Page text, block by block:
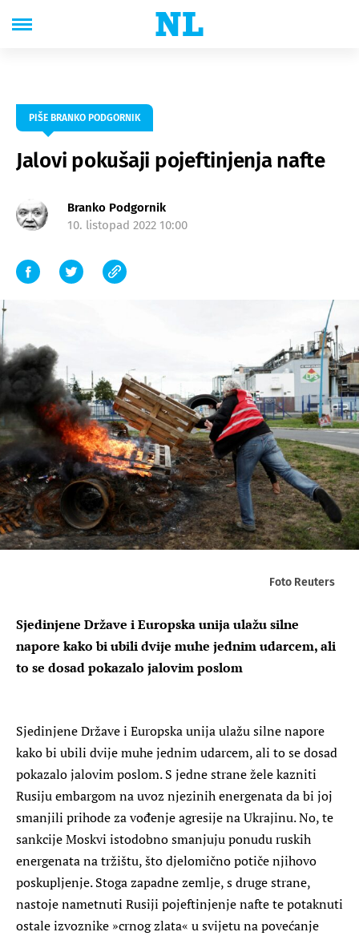
PIŠE BRANKO PODGORNIK
Jalovi pokušaji pojeftinjenja nafte
Branko Podgornik
10. listopad 2022 10:00
Foto Reuters
Sjedinjene Države i Europska unija ulažu silne
napore kako bi ubili dvije muhe jednim udarcem, ali
to se dosad pokazalo jalovim poslom
Sjedinjene Države i Europska unija ulažu silne napore
kako bi ubili dvije muhe jednim udarcem, ali to se dosad
pokazalo jalovim poslom. S jedne strane žele kazniti
Rusiju embargom na uvoz njezinih energenata da bi joj
smanjili prihode za vođenje agresije na Ukrajinu. No, te
sankcije Moskvi istodobno smanjuju ponudu ruskih
energenata na tržištu, što djelomično potiče njihovo
poskupljenje. Stoga zapadne zemlje, s druge strane,
nastoje nametnuti Rusiji pojeftinjenje nafte te potaknuti
ostale izvoznike »crnog zlata« u svijetu na povećanje